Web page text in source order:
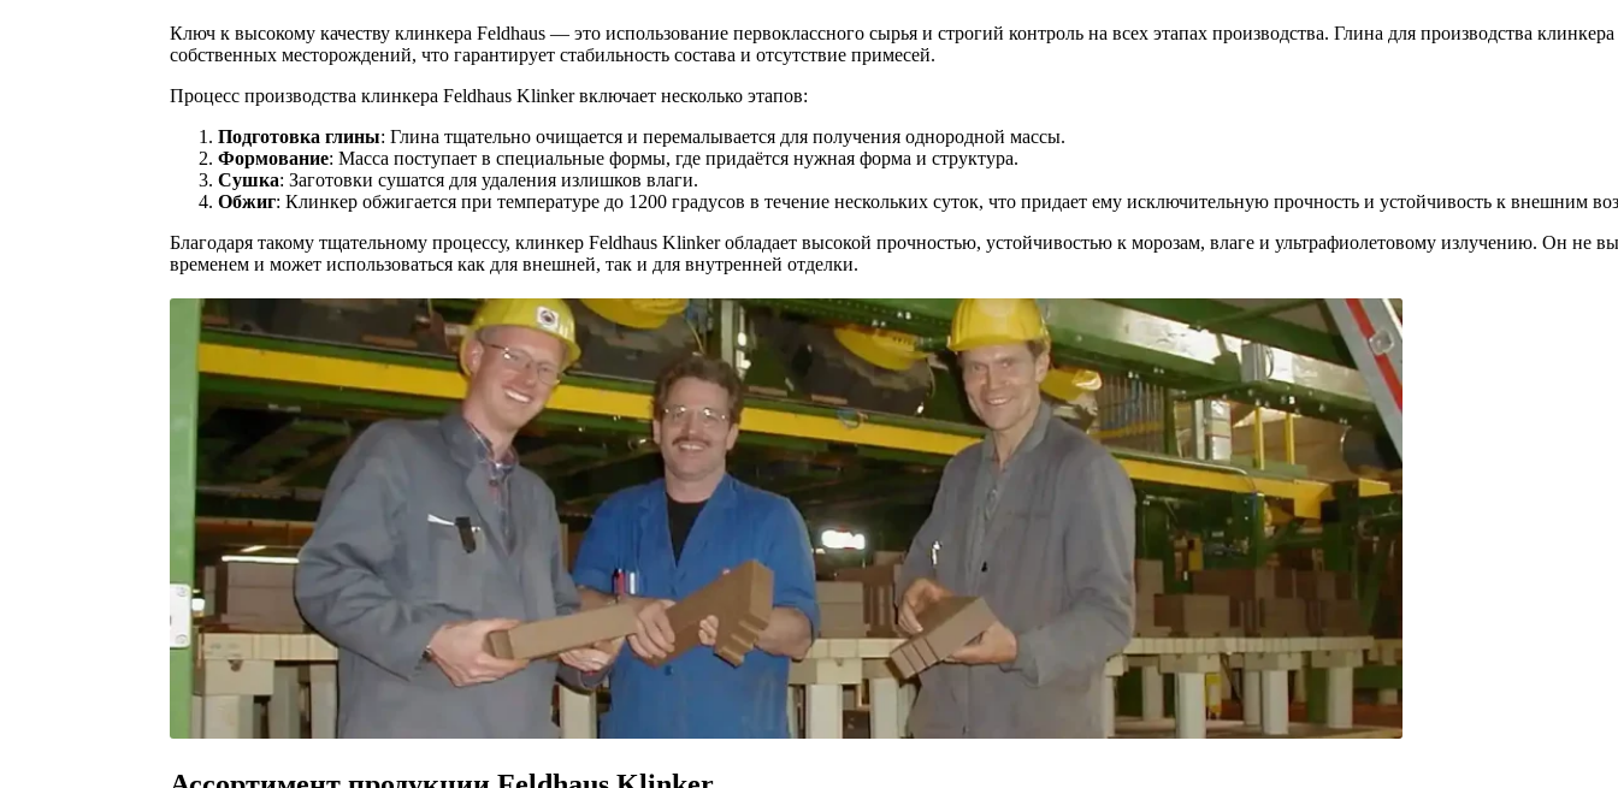
Ключ к высокому качеству клинкера Feldhaus — это использование первоклассного сырья и строгий контроль на всех этапах производства. Глина для производства клинкера
собственных месторождений, что гарантирует стабильность состава и отсутствие примесей.
Процесс производства клинкера Feldhaus Klinker включает несколько этапов:
Подготовка глины: Глина тщательно очищается и перемалывается для получения однородной массы.
Формование: Масса поступает в специальные формы, где придаётся нужная форма и структура.
Сушка: Заготовки сушатся для удаления излишков влаги.
Обжиг: Клинкер обжигается при температуре до 1200 градусов в течение нескольких суток, что придает ему исключительную прочность и устойчивость к внешним
Благодаря такому тщательному процессу, клинкер Feldhaus Klinker обладает высокой прочностью, устойчивостью к морозам, влаге и ультрафиолетовому излучению. Он не
временем и может использоваться как для внешней, так и для внутренней отделки.